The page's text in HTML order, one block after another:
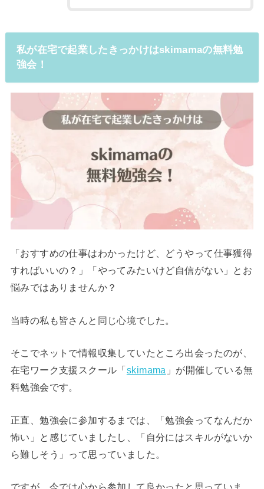
私が在宅で起業したきっかけはskimamaの無料勉
強会！
「おすすめの仕事はわかったけど、どうやって仕事獲得
すればいいの？」「やってみたいけど自信がない」とお
悩みではありませんか？
当時の私も皆さんと同じ心境でした。
そこでネットで情報収集していたところ出会ったのが、
在宅ワーク支援スクール「skimama 」が開催している無
料勉強会です。
正直、勉強会に参加するまでは、「勉強会ってなんだか
怖い」と感じていましたし、「自分にはスキルがないか
ら難しそう」って思っていました。
ですが、今では心から参加して良かったと思っていま